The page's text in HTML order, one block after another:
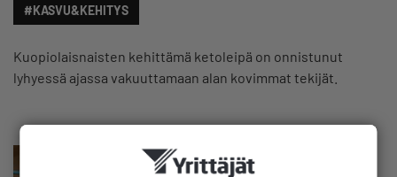
#KASVU&KEHITYS
Kuopiolaisnaisten kehittämä ketoleipä on onnistunut
lyhyessä ajassa vakuuttamaan alan kovimmat tekijät.